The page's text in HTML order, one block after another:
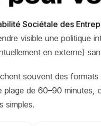
Sociétale des
visible une politique
en externe)
souvent des
plage de 60–90
simples.